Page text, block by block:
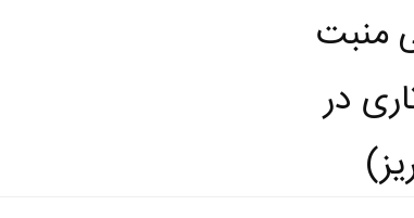
منبت
در